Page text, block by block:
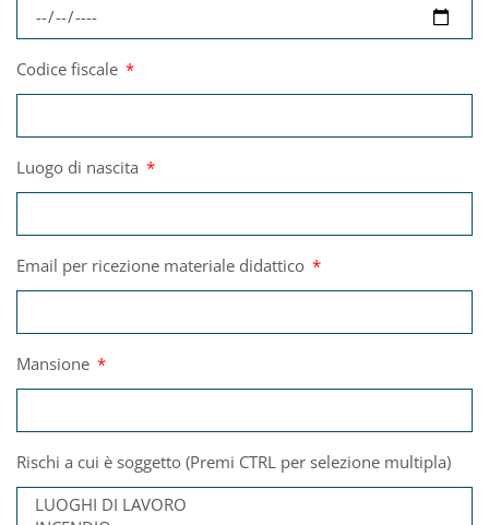
Codice fiscale
Luogo di nascita
Email per ricezione materiale didattico
Mansione
Rischi a cui è soggetto (Premi CTRL per selezione multipla)